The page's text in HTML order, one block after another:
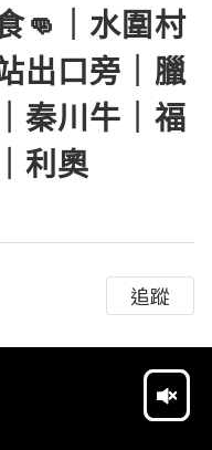
👊｜水圍村
出口旁｜臘
秦川牛｜福
利奧
追蹤